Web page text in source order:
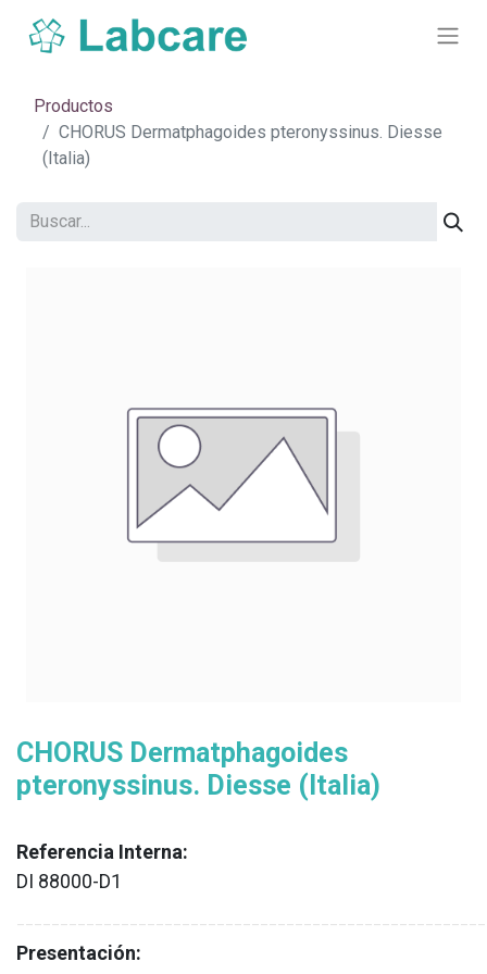
Productos
CHORUS Dermatphagoides pteronyssinus. Diesse
(Italia)
CHORUS Dermatphagoides
pteronyssinus. Diesse (Italia)
Referencia Interna:
DI 88000-D1
Presentación: